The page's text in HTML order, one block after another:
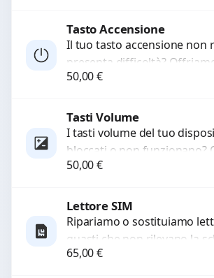
Procedi
Tasto Accensione
Il tuo tasto accensione non
presenta difficoltà?
professionale di riparazione o
50,00€
Tasti Volume
I tasti volume del tuo
bloccati o non funzionano?
servizio di riparazione o
50,00€
Lettore SIM
Ripariamo o sostituiamo
guasti che non rilevano la
interrompono il segnale.
65,00€